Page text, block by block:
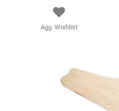
Agg. Wishlist